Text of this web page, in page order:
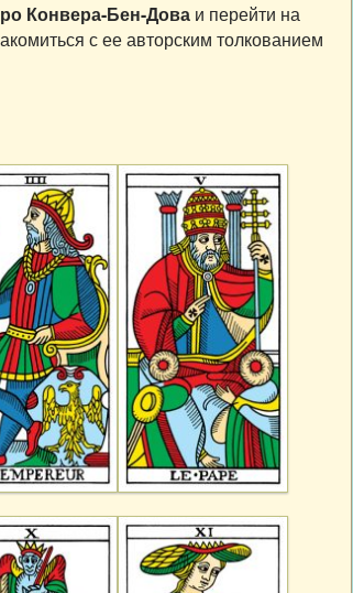
Конвера-Бен-Дова и перейти на
с ее авторским толкованием